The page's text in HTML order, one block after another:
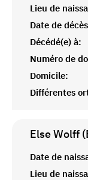
Lieu de
Date de
Décédé(e) à:
Numéro de
Domicile:
Différentes
Else Wolff
Date de
Lieu de